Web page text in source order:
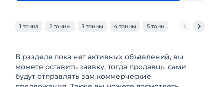
1 тонна 2 тонны 3 тонны 4 тонны 5 тонн 6 тонн
В разделе пока нет активных объявлений, вы
можете оставить заявку, тогда продавцы сами
будут отправлять вам коммерческие